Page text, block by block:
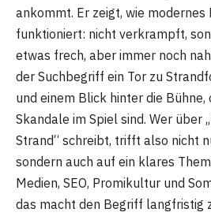
ankommt. Er zeigt, wie modernes
funktioniert: nicht verkrampft,
etwas frech, aber immer noch
der Suchbegriff ein Tor zu
und einem Blick hinter die
Skandale im Spiel sind. Wer über
Strand“ schreibt, trifft also nicht
sondern auch auf ein klares
Medien, SEO, Promikultur und
das macht den Begriff langfristig